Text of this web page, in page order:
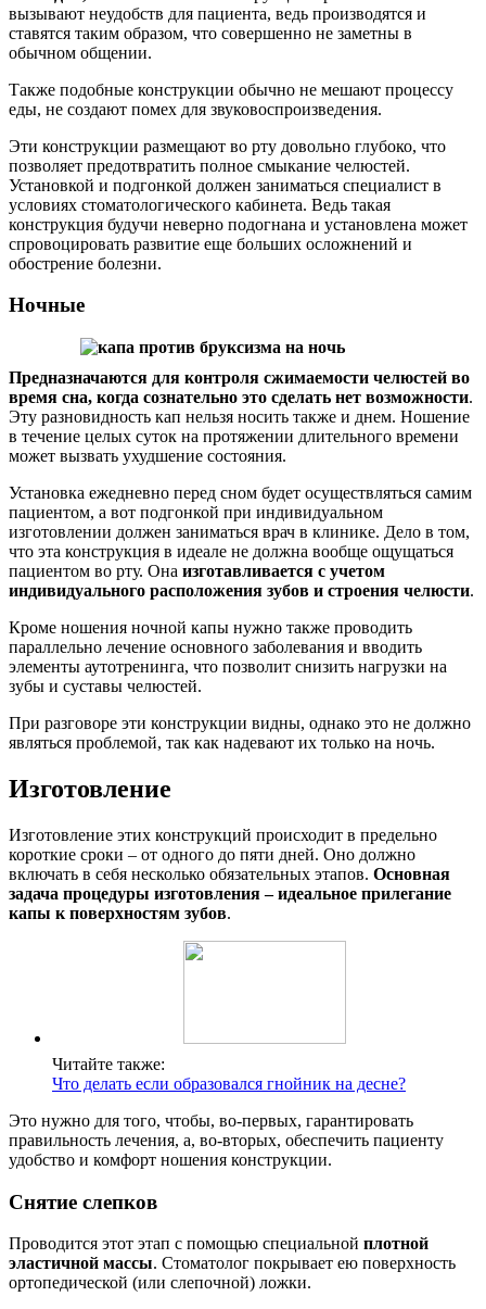
вызывают неудобств для пациента, ведь производятся и
ставятся таким образом, что совершенно не заметны в
обычном общении.
Также подобные конструкции обычно не мешают процессу
еды, не создают помех для звуковоспроизведения.
Эти конструкции размещают во рту довольно глубоко, что
позволяет предотвратить полное смыкание челюстей.
Установкой и подгонкой должен заниматься специалист в
условиях стоматологического кабинета. Ведь такая
конструкция будучи неверно подогнана и установлена может
спровоцировать развитие еще больших осложнений и
обострение болезни.
Ночные
Предназначаются для контроля сжимаемости челюстей во
время сна, когда сознательно это сделать нет возможности.
Эту разновидность кап нельзя носить также и днем. Ношение
в течение целых суток на протяжении длительного времени
может вызвать ухудшение состояния.
Установка ежедневно перед сном будет осуществляться самим
пациентом, а вот подгонкой при индивидуальном
изготовлении должен заниматься врач в клинике. Дело в том,
что эта конструкция в идеале не должна вообще ощущаться
пациентом во рту. Она изготавливается с учетом
индивидуального расположения зубов и строения челюсти.
Кроме ношения ночной капы нужно также проводить
параллельно лечение основного заболевания и вводить
элементы аутотренинга, что позволит снизить нагрузки на
зубы и суставы челюстей.
При разговоре эти конструкции видны, однако это не должно
являться проблемой, так как надевают их только на ночь.
Изготовление
Изготовление этих конструкций происходит в предельно
короткие сроки – от одного до пяти дней. Оно должно
включать в себя несколько обязательных этапов. Основная
задача процедуры изготовления – идеальное прилегание
капы к поверхностям зубов.
Читайте также:
Что делать если образовался гнойник на десне?
Это нужно для того, чтобы, во-первых, гарантировать
правильность лечения, а, во-вторых, обеспечить пациенту
удобство и комфорт ношения конструкции.
Снятие слепков
Проводится этот этап с помощью специальной плотной
эластичной массы. Стоматолог покрывает ею поверхность
ортопедической (или слепочной) ложки.